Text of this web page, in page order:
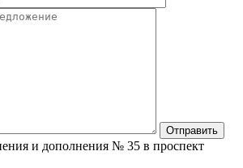
и дополнения № 35 в проспект